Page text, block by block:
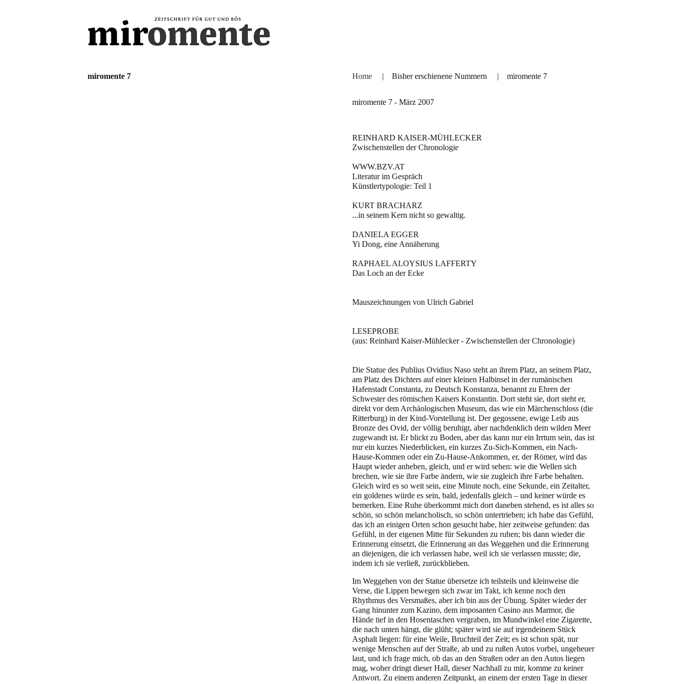
miromente 7 Home | Bisher erschienene Nummern | miromente 7
miromente 7 - März 2007
REINHARD KAISER-MÜHLECKER
Zwischenstellen der Chronologie
WWW.BZV.AT
Literatur im Gespräch
Künstlertypologie: Teil 1
KURT BRACHARZ
...in seinem Kern nicht so gewaltig.
DANIELA EGGER
Yi Dong, eine Annäherung
RAPHAEL ALOYSIUS LAFFERTY
Das Loch an der Ecke
Mauszeichnungen von Ulrich Gabriel
LESEPROBE
(aus: Reinhard Kaiser-Mühlecker - Zwischenstellen der Chronologie)
Die Statue des Publius Ovidius Naso steht an ihrem Platz, an seinem Platz,
am Platz des Dichters auf einer kleinen Halbinsel in der rumänischen
Hafenstadt Constanta, zu Deutsch Konstanza, benannt zu Ehren der
Schwester des römischen Kaisers Konstantin. Dort steht sie, dort steht er,
direkt vor dem Archäologischen Museum, das wie ein Märchenschloss (die
Ritterburg) in der Kind-Vorstellung ist. Der gegossene, ewige Leib aus
Bronze des Ovid, der völlig beruhigt, aber nachdenklich dem wilden Meer
zugewandt ist. Er blickt zu Boden, aber das kann nur ein Irrtum sein, das ist
nur ein kurzes Niederblicken, ein kurzes Zu-Sich-Kommen, ein Nach-
Hause-Kommen oder ein Zu-Hause-Ankommen, er, der Römer, wird das
Haupt wieder anheben, gleich, und er wird sehen: wie die Wellen sich
brechen, wie sie ihre Farbe ändern, wie sie zugleich ihre Farbe behalten.
Gleich wird es so weit sein, eine Minute noch, eine Sekunde, ein Zeitalter,
ein goldenes würde es sein, bald, jedenfalls gleich – und keiner würde es
bemerken. Eine Ruhe überkommt mich dort daneben stehend, es ist alles so
schön, so schön melancholisch, so schön untertrieben; ich habe das Gefühl,
das ich an einigen Orten schon gesucht habe, hier zeitweise gefunden: das
Gefühl, in der eigenen Mitte für Sekunden zu ruhen; bis dann wieder die
Erinnerung einsetzt, die Erinnerung an das Weggehen und die Erinnerung
an diejenigen, die ich verlassen habe, weil ich sie verlassen musste; die,
indem ich sie verließ, zurückblieben.
Im Weggehen von der Statue übersetze ich teilsteils und kleinweise die
Verse, die Lippen bewegen sich zwar im Takt, ich kenne noch den
Rhythmus des Versmaßes, aber ich bin aus der Übung. Später wieder der
Gang hinunter zum Kazino, dem imposanten Casino aus Marmor, die
Hände tief in den Hosentaschen vergraben, im Mundwinkel eine Zigarette,
die nach unten hängt, die glüht; später wird sie auf irgendeinem Stück
Asphalt liegen: für eine Weile, Bruchteil der Zeit; es ist schon spät, nur
wenige Menschen auf der Straße, ab und zu rußen Autos vorbei, ungeheuer
laut, und ich frage mich, ob das an den Straßen oder an den Autos liegen
mag, woher dringt dieser Hall, dieser Nachhall zu mir, komme zu keiner
Antwort. Zu einem anderen Zeitpunkt, an einem der ersten Tage in dieser